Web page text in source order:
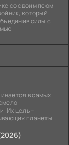
со своим псом
который
силы с
в самых
Их цель –
планеты